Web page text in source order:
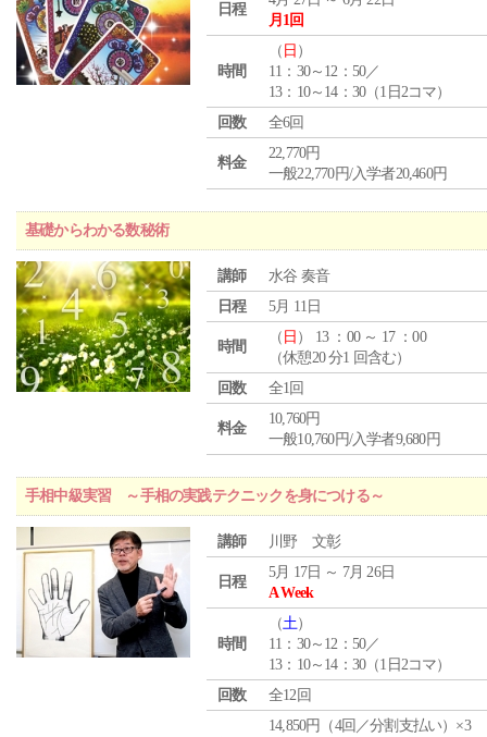
日程
月1回
時間
（ 日 ）
11：30～12：50／
13：10～14：30（1日2コマ）
回数
全6回
料金
22,770円
一般22,770円/入学者20,460円
基礎からわかる数秘術
講師
水谷 奏音
日程
5月 11日
時間
（ 日 ） 13 ：00 ～ 17 ：00
（休憩20 分1 回含む）
回数
全1回
料金
10,760円
一般10,760円/入学者9,680円
手相中級実習 ～手相の実践テクニックを身につける～
講師 川野 文彰
日程
5月 17日 ～ 7月 26日
A Week
時間
（土）
11：30～12：50／
13：10～14：30（1日2コマ）
回数
全12回
14,850円（4回／分割支払い）×3